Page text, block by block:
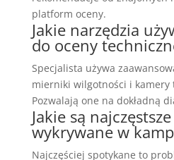
platform oceny.
Jakie narzędzia
do oceny
Specjalista używa
mierniki wilgotności i kamery
Pozwalają one na dokładną
Jakie są
wykrywane w
Najczęściej spotykane to